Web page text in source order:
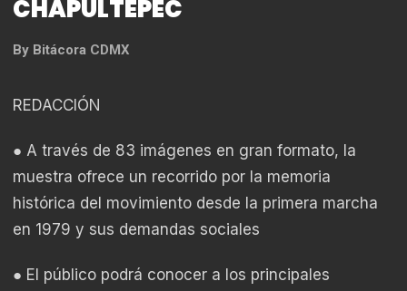
CHAPULTEPEC
By Bitácora CDMX
REDACCIÓN
● A través de 83 imágenes en gran formato, la
muestra ofrece un recorrido por la memoria
histórica del movimiento desde la primera marcha
en 1979 y sus demandas sociales
● El público podrá conocer a los principales